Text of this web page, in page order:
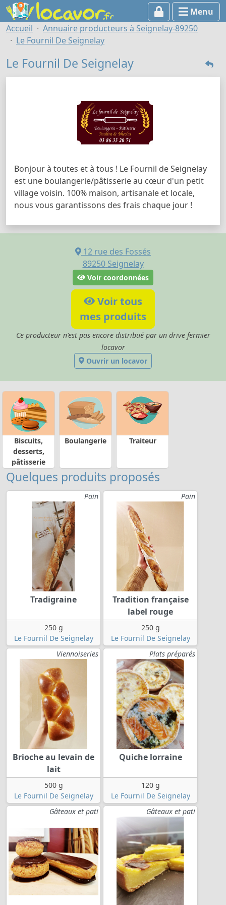
Menu
Accueil
Annuaire producteurs à Seignelay-89250
Le Fournil De Seignelay
Le Fournil De Seignelay
Bonjour à toutes et à tous ! Le Fournil de Seignelay
est une boulangerie/pâtisserie au cœur d'un petit
village voisin. 100% maison, artisanale et locale,
nous vous garantissons des frais chaque jour !
12 rue des Fossés
89250 Seignelay
Voir coordonnées
Voir tous
mes produits
Ce producteur n'est pas encore distribué par un drive fermier
locavor
Ouvrir un locavor
Biscuits,
desserts,
pâtisserie
Boulangerie Traiteur
Quelques produits proposés
Pain
Tradigraine
250 g
Le Fournil De Seignelay
Pain
Tradition française
label rouge
250 g
Le Fournil De Seignelay
Viennoiseries
Brioche au levain de
lait
500 g
Le Fournil De Seignelay
Plats préparés
Quiche lorraine
120 g
Le Fournil De Seignelay
Gâteaux et pati
Gâteaux et pati